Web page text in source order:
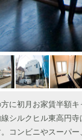
方に初月お家賃半
ルクヒル東高円寺
コンビニやスーパ